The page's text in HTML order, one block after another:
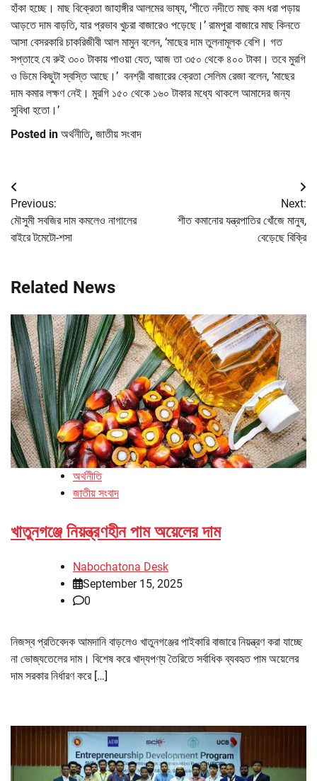
হাঁকা হচ্ছে। মাছ বিক্রেতা জাহাঙ্গীর আলমের ভাষ্য, ‘শীতে নদীতে মাছ কম ধরা পড়ায়
আড়তে দাম বাড়তি, যার প্রভাব খুচরা বাজারেও পড়েছে।’ রামপুরা বাজারে মাছ কিনতে
আসা বেসরকারি চাকরিজীবী আল মামুন বলেন, ‘মাছের দাম তুলনামূলক বেশি। গত
সপ্তাহে যে রুই ৩০০ টাকায় পাওয়া যেত, আজ তা ৩৫০ থেকে ৪০০ টাকা। তবে মুরগি
ও ডিমে কিছুটা স্বস্তি আছে।’ বনশ্রী বাজারের ক্রেতা সেলিম রেজা বলেন, ‘মাছের
দাম কমার লক্ষণ নেই। মুরগি ১৫০ থেকে ১৬০ টাকার মধ্যে থাকলে আমাদের জন্য
সুবিধা হতো।’
Posted in অর্থনীতি, জাতীয় সংবাদ
Post
navigation
Previous:
মৌসুমী সবজির দাম কমলেও নাগালের
বাইরে টমেটো-শসা
Next:
শীত কমানোর যন্ত্রপাতির খোঁজে মানুষ,
বেড়েছে বিক্রি
Related News
অর্থনীতি
জাতীয় সংবাদ
খাতুনগঞ্জে নিয়ন্ত্রণহীন পাম অয়েলের দাম
Nabochatona Desk
September 15, 2025
0
নিজস্ব প্রতিবেদক আমদানি বাড়লেও খাতুনগঞ্জের পাইকারি বাজারে নিয়ন্ত্রণ করা যাচ্ছে
না ভোজ্যতেলের দাম। বিশেষ করে খাদ্যপণ্য তৈরিতে সর্বাধিক ব্যবহৃত পাম অয়েলের
দাম সরকার নির্ধারণ করে […]